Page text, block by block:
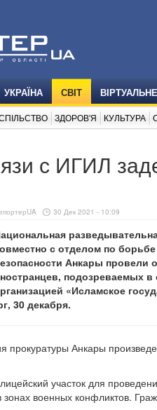
УКРАЇНА СВІТ
ЗДОРОВ'Я КУЛЬТУРА
с ИГИЛ
30 Дек 2021 - 10:09
с отделом по
Анкары провели
подозреваемых в
«Исламское
30 декабря.
прокуратуры Анкары
участок для
военных конфликтов.